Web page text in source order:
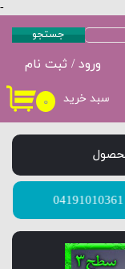
-
۰ سبد خرید
ورود / ثبت نام
جستجو
04191010361